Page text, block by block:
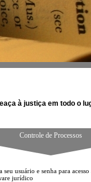
em todo o lugar."
Controle de Processos
seu usuário e senha para acesso
jurídico